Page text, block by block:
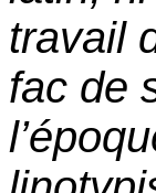
travail
fac de